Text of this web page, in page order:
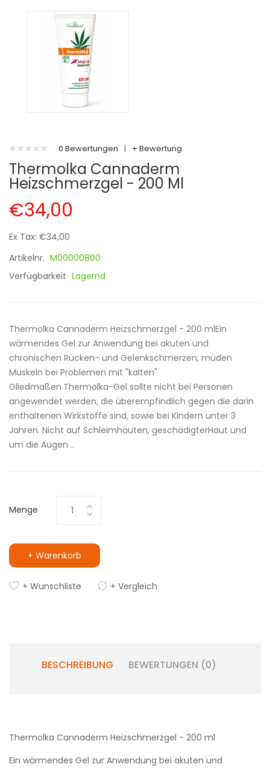
0 Bewertungen | + Bewertung
Thermolka Cannaderm
Heizschmerzgel - 200 Ml
€34,00
Ex Tax: €34,00
Artikelnr. M00000800
Verfügbarkeit Lagernd
Thermolka Cannaderm Heizschmerzgel - 200 mlEin
wärmendes Gel zur Anwendung bei akuten und
chronischen Rücken- und Gelenkschmerzen, müden
Muskeln bei Problemen mit "kalten"
Gliedmaßen.Thermolka-Gel sollte nicht bei Personen
angewendet werden, die überempfindlich gegen die darin
enthaltenen Wirkstoffe sind, sowie bei Kindern unter 3
Jahren. Nicht auf Schleimhäuten, geschädigterHaut und
um die Augen ..
Menge
+ Warenkorb
+ Wunschliste + Vergleich
BESCHREIBUNG BEWERTUNGEN (0)
Thermolka Cannaderm Heizschmerzgel - 200 ml
Ein wärmendes Gel zur Anwendung bei akuten und